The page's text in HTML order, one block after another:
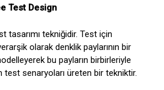
Test Design
tasarımı tekniğidir. Test için
olarak denklik paylarının bir
bu payların birbirleriyle
test senaryoları üreten bir tekniktir.